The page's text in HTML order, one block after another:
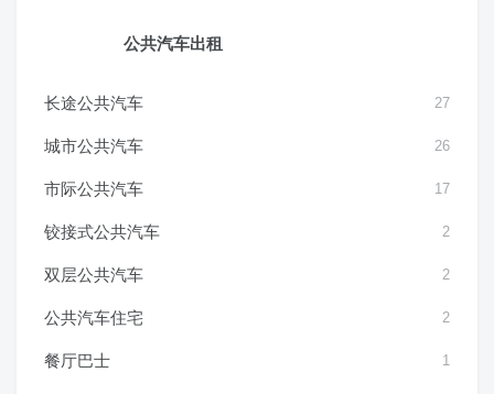
公共汽车出租
长途公共汽车 27
城市公共汽车 26
市际公共汽车 17
铰接式公共汽车 2
双层公共汽车 2
公共汽车住宅 2
餐厅巴士 1